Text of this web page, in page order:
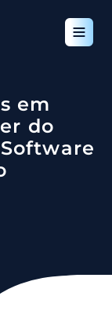
em
do